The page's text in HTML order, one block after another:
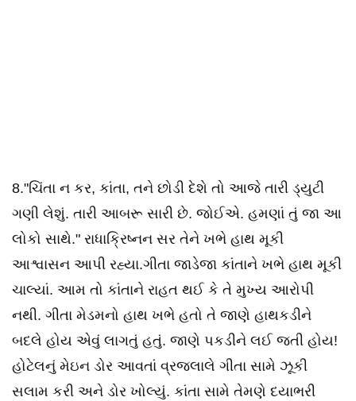
8."ચિંતા ન કર, કાંતા, તને છોડી દેશે તો આજે તારી ડ્યુટી
ગણી લેશું. તારી આબરૂ સારી છે. જોઈએ. હમણાં તું જા આ
લોકો સાથે." રાધાક્રિષ્નન સર તેને ખભે હાથ મૂકી
આશ્વાસન આપી રહ્યા.ગીતા જાડેજા કાંતાને ખભે હાથ મૂકી
ચાલ્યાં. આમ તો કાંતાને રાહત થઈ કે તે મુખ્ય આરોપી
નથી. ગીતા મેડમનો હાથ ખભે હતો તે જાણે હાથકડીને
બદલે હોય એવું લાગતું હતું. જાણે પકડીને લઈ જતી હોય!
હોટેલનું મેઇન ડોર આવતાં વ્રજલાલે ગીતા સામે ઝૂકી
સલામ કરી અને ડોર ખોલ્યું. કાંતા સામે તેમણે દયાભરી